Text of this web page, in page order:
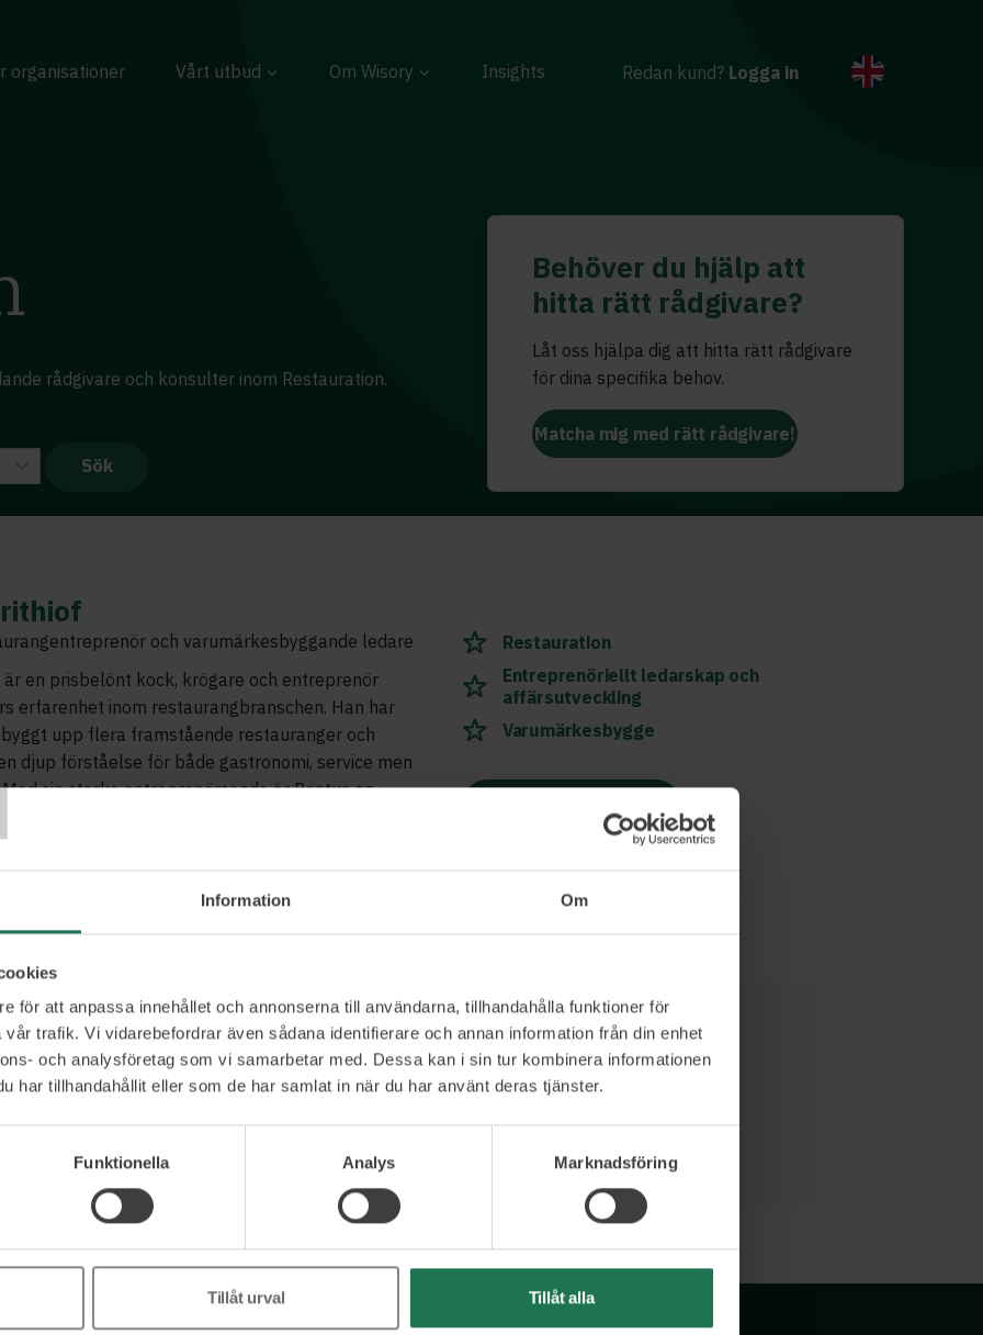
Information Om
för att anpassa innehållet och annonserna till användarna, tillhandahålla funktioner för
trafik. Vi vidarebefordrar även sådana identifierare och annan information från din enhet
och analysföretag som vi samarbetar med. Dessa kan i sin tur kombinera informationen
har tillhandahållit eller som de har samlat in när du har använt deras tjänster.
Funktionella Analys Marknadsföring
Tillåt urval Tillåt alla
organisationer Vårt utbud Om Wisory Insights Redan kund? Logga in
rådgivare och konsulter inom Restauration.
Behöver du hjälp att
hitta rätt rådgivare?
Låt oss hjälpa dig att hitta rätt rådgivare
för dina specifika behov.
Matcha mig med rätt rådgivare!
och varumärkesbyggande ledare
är en prisbelönt kock, krögare och entreprenör
erfarenhet inom restaurangbranschen. Han har
upp flera framstående restauranger och
djup förståelse för både gastronomi, service men
sin starka entreprenörsanda är Pontus en
på att skapa hållbara och framgångsrika
och ständigt hitta nya vägar genom
och förmåga att bygga starka
Kort och gott en innovativ företagsledare i
Restauration
Entreprenöriellt ledarskap och
affärsutveckling
Varumärkesbygge
Ett urval av våra kunder